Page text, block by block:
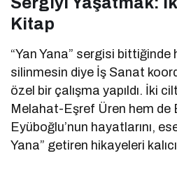
Kitap
“Yan Yana” sergisi bittiğinde
silinmesin diye İş Sanat
özel bir çalışma yapıldı. İki
Melahat-Eşref Üren hem de
Eyüboğlu’nun hayatlarını,
Yana” getiren hikayeleri